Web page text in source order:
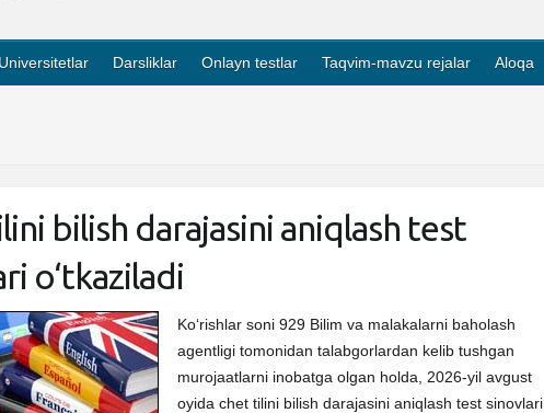
Universitetlar Darsliklar Onlayn testlar Taqvim-mavzu rejalar Aloqa
bilish darajasini aniqlash test
o‘tkaziladi
Ko‘rishlar soni 929 Bilim va malakalarni baholash
agentligi tomonidan talabgorlardan kelib tushgan
murojaatlarni inobatga olgan holda, 2026-yil avgust
oyida chet tilini bilish darajasini aniqlash test sinovlari